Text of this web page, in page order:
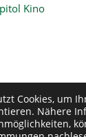
Kino
Datenschutz
Kontakt
Cookies, um
Nähere